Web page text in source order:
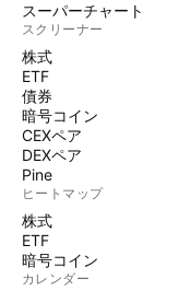
スーパーチャート
スクリーナー
株式
ETF
債券
暗号コイン
CEXペア
DEXペア
Pine
ヒートマップ
株式
ETF
暗号コイン
カレンダー